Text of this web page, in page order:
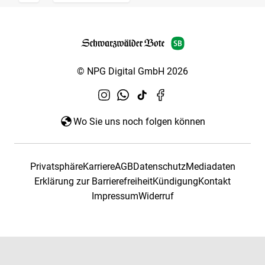
© NPG Digital GmbH 2026
Wo Sie uns noch folgen können
PrivatsphäreKarriereAGBDatenschutzMediadaten
Erklärung zur BarrierefreiheitKündigungKontakt
ImpressumWiderruf